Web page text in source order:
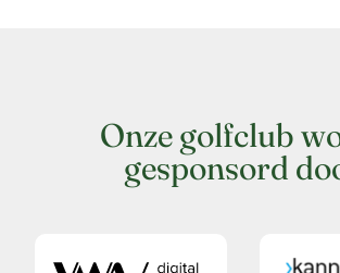
Onze golfclub
gesponsord